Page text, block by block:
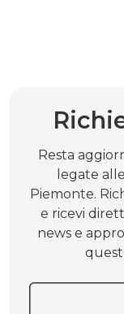
Resta
legate
Piemonte.
e ricevi
news e